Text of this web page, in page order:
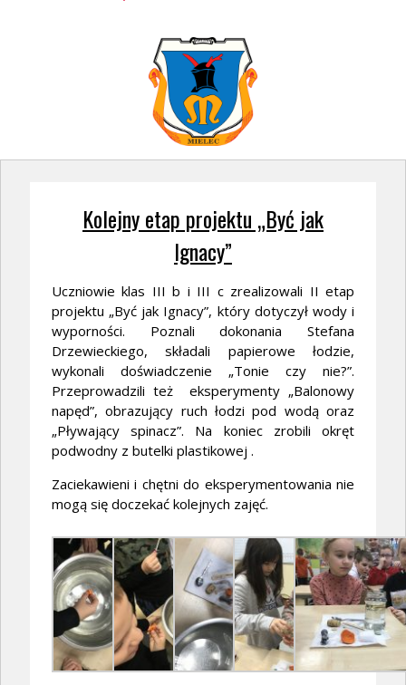
Kolejny etap projektu „Być jak
Ignacy”
Uczniowie klas III b i III c zrealizowali II etap
projektu „Być jak Ignacy”, który dotyczył wody i
wyporności. Poznali dokonania Stefana
Drzewieckiego, składali papierowe łodzie,
wykonali doświadczenie „Tonie czy nie?”.
Przeprowadzili też eksperymenty „Balonowy
napęd”, obrazujący ruch łodzi pod wodą oraz
„Pływający spinacz”. Na koniec zrobili okręt
podwodny z butelki plastikowej .
Zaciekawieni i chętni do eksperymentowania nie
mogą się doczekać kolejnych zajęć.